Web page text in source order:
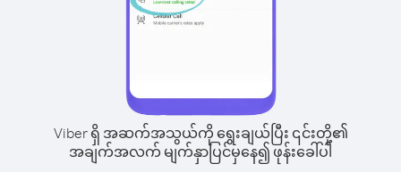
Viber ရှိ အဆက်အသွယ်ကို ရွေးချယ်ပြီး ၎င်းတို့၏
အချက်အလက် မျက်နှာပြင်မှနေ၍ ဖုန်းခေါ်ပါ